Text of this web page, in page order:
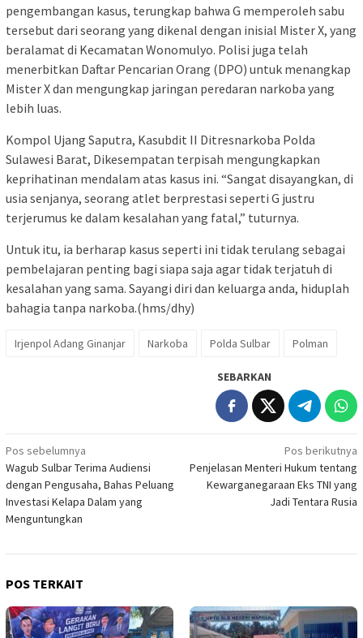
pengembangan kasus, terungkap bahwa G memperoleh sabu
tersebut dari seorang yang dikenal dengan inisial Mister X, yang
beralamat di Kecamatan Wonomulyo. Polisi juga telah
menerbitkan Daftar Pencarian Orang (DPO) untuk menangkap
Mister X dan mengungkap jaringan peredaran narkoba yang
lebih luas.
Kompol Ujang Saputra, Kasubdit II Ditresnarkoba Polda
Sulawesi Barat, Dikesempatan terpisah mengungkapkan
keprihatinan mendalam atas kasus ini. “Sangat disayangkan, di
usia senjanya, seorang atlet berprestasi seperti G justru
terjerumus ke dalam kesalahan yang fatal,” tuturnya.
Untuk itu, ia berharap kasus seperti ini tidak terulang sebagai
pembelajaran penting bagi siapa saja agar tidak terjatuh di
kesalahan yang sama. Sayangi diri dan keluarga anda, hiduplah
bahagia tanpa narkoba.(hms/dhy)
Irjenpol Adang Ginanjar Narkoba Polda Sulbar Polman
SEBARKAN
Navigasi
pos
Pos sebelumnya
Wagub Sulbar Terima Audiensi
dengan Pengusaha, Bahas Peluang
Investasi Kelapa Dalam yang
Menguntungkan
Pos berikutnya
Penjelasan Menteri Hukum tentang
Kewarganegaraan Eks TNI yang
Jadi Tentara Rusia
POS TERKAIT